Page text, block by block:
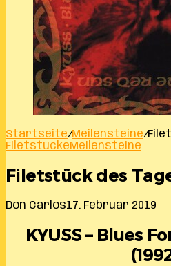
Startseite/Meilensteine/
FiletstückeMeilensteine
Filetstück des
Don Carlos17. Februar 2019
KYUSS – Blues